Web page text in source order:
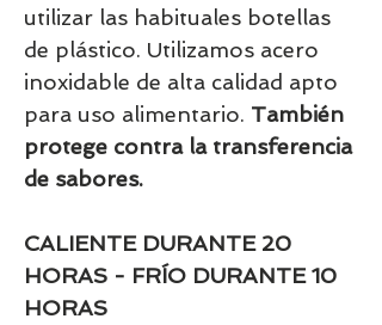
utilizar las habituales botellas
de plástico. Utilizamos acero
inoxidable de alta calidad apto
para uso alimentario. También
protege contra la transferencia
de sabores.
CALIENTE DURANTE 20
HORAS - FRÍO DURANTE 10
HORAS